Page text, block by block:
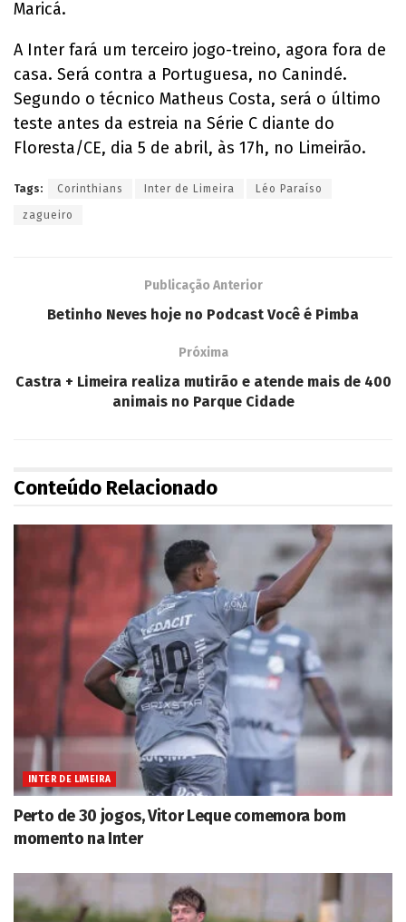
Maricá.
A Inter fará um terceiro jogo-treino, agora fora de
casa. Será contra a Portuguesa, no Canindé.
Segundo o técnico Matheus Costa, será o último
teste antes da estreia na Série C diante do
Floresta/CE, dia 5 de abril, às 17h, no Limeirão.
Tags: Corinthians Inter de Limeira Léo Paraíso
zagueiro
Publicação Anterior
Betinho Neves hoje no Podcast Você é Pimba
Próxima
Castra + Limeira realiza mutirão e atende mais de 400
animais no Parque Cidade
Conteúdo Relacionado
INTER DE LIMEIRA
Perto de 30 jogos, Vitor Leque comemora bom
momento na Inter